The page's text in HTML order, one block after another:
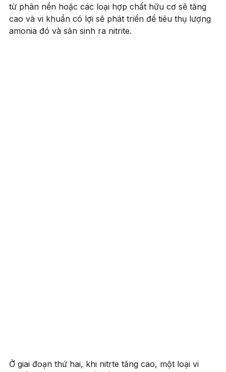
từ phân nền hoặc các loại hợp chất hữu cơ sẽ tăng
cao và vi khuẩn có lợi sẽ phát triển để tiêu thụ lượng
amonia đó và sản sinh ra nitrite.
Ở giai đoạn thứ hai, khi nitrte tăng cao, một loại vi